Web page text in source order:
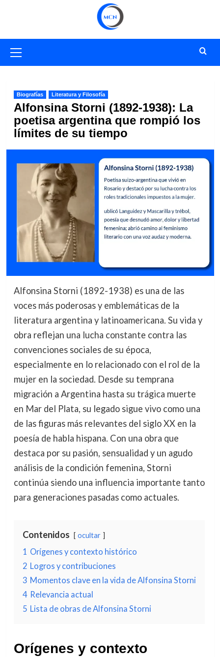
primario
Biografías Literatura y Filosofía
Alfonsina Storni (1892-1938): La
poetisa argentina que rompió los
límites de su tiempo
Alfonsina Storni (1892-1938) es una de las
voces más poderosas y emblemáticas de la
literatura argentina y latinoamericana. Su vida y
obra reflejan una lucha constante contra las
convenciones sociales de su época,
especialmente en lo relacionado con el rol de la
mujer en la sociedad. Desde su temprana
migración a Argentina hasta su trágica muerte
en Mar del Plata, su legado sigue vivo como una
de las figuras más relevantes del siglo XX en la
poesía de habla hispana. Con una obra que
destaca por su pasión, sensualidad y un agudo
análisis de la condición femenina, Storni
continúa siendo una influencia importante tanto
para generaciones pasadas como actuales.
Contenidos ocultar
1 Orígenes y contexto histórico
2 Logros y contribuciones
3 Momentos clave en la vida de Alfonsina Storni
4 Relevancia actual
5 Lista de obras de Alfonsina Storni
Orígenes y contexto